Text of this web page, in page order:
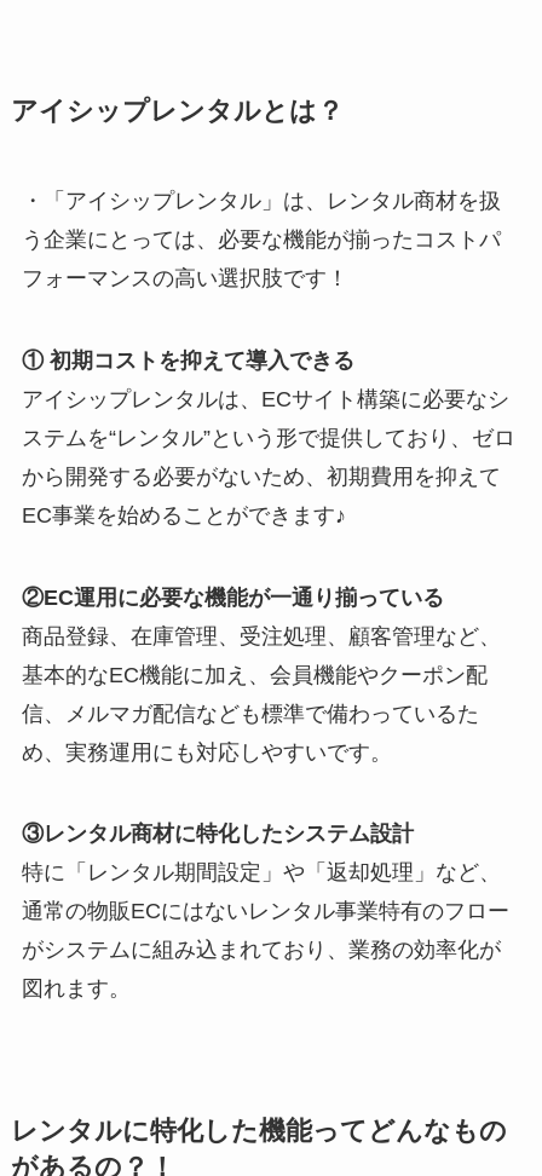
アイシップレンタルとは？
・「アイシップレンタル」は、レンタル商材を扱
う企業にとっては、必要な機能が揃ったコストパ
フォーマンスの高い選択肢です！
① 初期コストを抑えて導入できる
アイシップレンタルは、ECサイト構築に必要なシ
ステムを“レンタル”という形で提供しており、ゼロ
から開発する必要がないため、初期費用を抑えて
EC事業を始めることができます♪
②EC運用に必要な機能が一通り揃っている
商品登録、在庫管理、受注処理、顧客管理など、
基本的なEC機能に加え、会員機能やクーポン配
信、メルマガ配信なども標準で備わっているた
め、実務運用にも対応しやすいです。
③レンタル商材に特化したシステム設計
特に「レンタル期間設定」や「返却処理」など、
通常の物販ECにはないレンタル事業特有のフロー
がシステムに組み込まれており、業務の効率化が
図れます。
レンタルに特化した機能ってどんなもの
があるの？ ！